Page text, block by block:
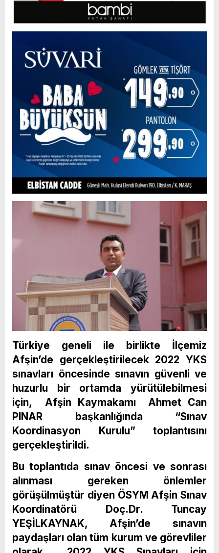
Türkiye geneli ile birlikte İlçemiz
Afşin’de gerçekleştirilecek 2022 YKS
sınavları öncesinde sınavın güvenli ve
huzurlu bir ortamda yürütülebilmesi
için, Afşin Kaymakamı Ahmet Can
PINAR başkanlığında “Sınav
Koordinasyon Kurulu” toplantısını
gerçekleştirildi.
Bu toplantıda sınav öncesi ve sonrası
alınması gereken önlemler
görüşülmüştür diyen ÖSYM Afşin Sınav
Koordinatörü Doç.Dr. Tuncay
YEŞİLKAYNAK, Afşin’de sınavın
paydaşları olan tüm kurum ve görevliler